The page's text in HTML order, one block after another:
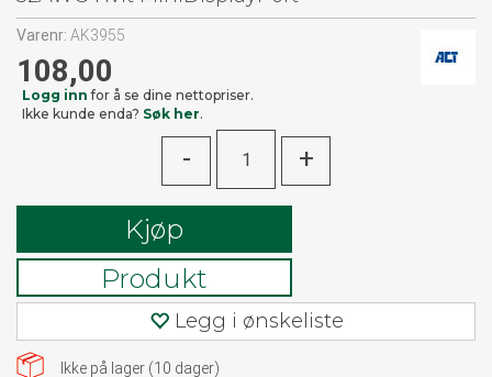
Varenr: AK3955
108,00
Logg inn for å se dine nettopriser.
Ikke kunde enda? Søk her.
- +
Kjøp
Produkt
Legg i ønskeliste
Ikke på lager (10 dager)